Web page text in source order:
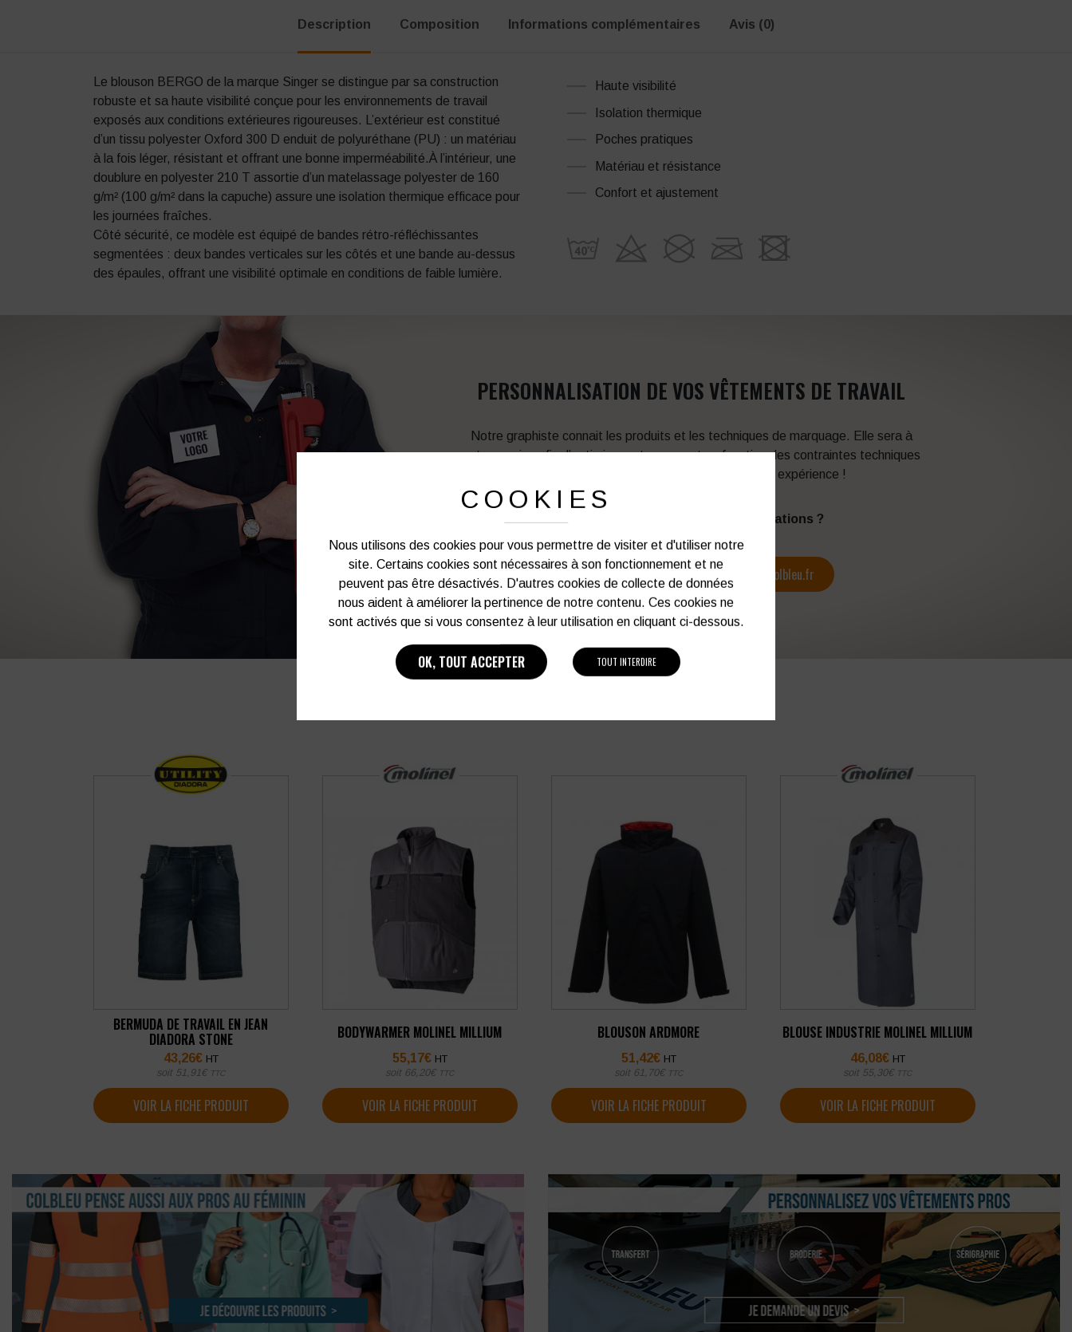
Description Composition Informations complémentaires Avis (0)
Le blouson BERGO de la marque Singer se distingue par sa construction
robuste et sa haute visibilité conçue pour les environnements de travail
exposés aux conditions extérieures rigoureuses. L’extérieur est constitué
d’un tissu polyester Oxford 300 D enduit de polyuréthane (PU) : un matériau
à la fois léger, résistant et offrant une bonne imperméabilité.À l’intérieur, une
doublure en polyester 210 T assortie d’un matelassage polyester de 160
g/m² (100 g/m² dans la capuche) assure une isolation thermique efficace pour
les journées fraîches.
Côté sécurité, ce modèle est équipé de bandes rétro-réfléchissantes
segmentées : deux bandes verticales sur les côtés et une bande au-dessus
des épaules, offrant une visibilité optimale en conditions de faible lumière.
Haute visibilité
Isolation thermique
Poches pratiques
Matériau et résistance
Confort et ajustement
PERSONNALISATION DE VOS VÊTEMENTS DE TRAVAIL
Notre graphiste connait les produits et les techniques de marquage. Elle sera à
votre service afin d’optimiser votre support en fonction des contraintes techniques
et de vos besoins d’image. Profitez de son expérience !
Vous souhaitez avoir plus d’informations ?
03 27 28 87 86 contact@colbleu.fr
BERMUDA DE TRAVAIL EN JEAN
DIADORA STONE
43,26€ HT
soit 51,91 € TTC
VOIR LA FICHE PRODUIT
BODYWARMER MOLINEL MILLIUM
55,17€ HT
soit 66,20€ TTC
VOIR LA FICHE PRODUIT
BLOUSON ARDMORE
51,42€ HT
soit 61,70€ TTC
VOIR LA FICHE PRODUIT
BLOUSE INDUSTRIE MOLINEL MILLIUM
46,08€ HT
soit 55,30€ TTC
VOIR LA FICHE PRODUIT
COOKIES
Nous utilisons des cookies pour vous permettre de visiter et d'utiliser notre
site. Certains cookies sont nécessaires à son fonctionnement et ne
peuvent pas être désactivés. D'autres cookies de collecte de données
nous aident à améliorer la pertinence de notre contenu. Ces cookies ne
sont activés que si vous consentez à leur utilisation en cliquant ci-dessous.
OK, TOUT ACCEPTER TOUT INTERDIRE